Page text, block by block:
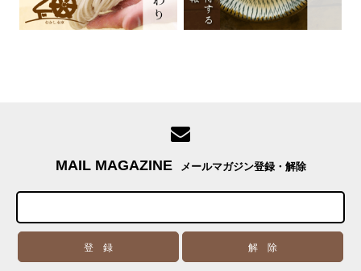
MAIL MAGAZINE メールマガジン登録・解除